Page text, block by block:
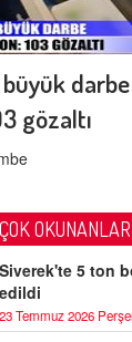
gözaltı
ÇOK OKUNANLAR
Siverek'te 5 ton
edildi
23 Temmuz 2026